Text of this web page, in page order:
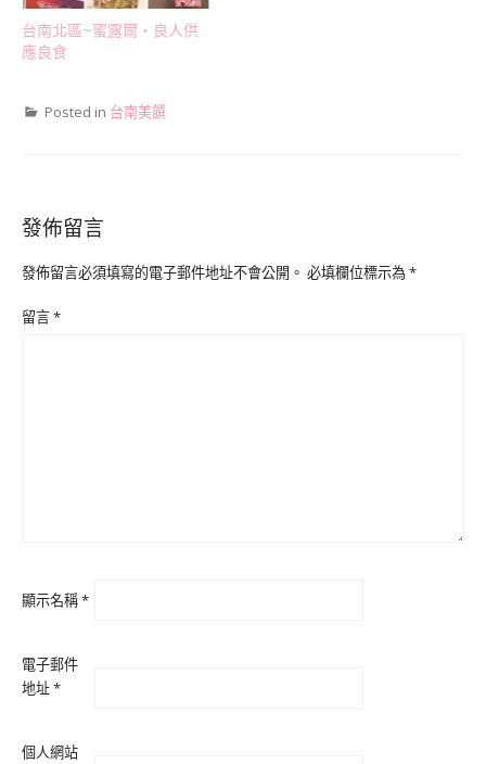
台南北區~蜜露爾‧良人供
應良食
Posted in 台南美饌
發佈留言
發佈留言必須填寫的電子郵件地址不會公開。 必填欄位標示為*
留言*
顯示名稱*
電子郵件
地址*
個人網站